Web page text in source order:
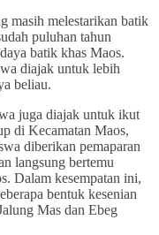
masih melestarikan batik
puluhan tahun
batik khas Maos.
diajak untuk lebih
beliau.
juga diajak untuk ikut
di Kecamatan Maos,
diberikan pemaparan
langsung bertemu
Dalam kesempatan ini,
bentuk kesenian
Mas dan Ebeg